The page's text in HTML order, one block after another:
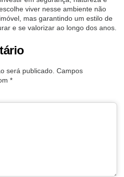
viver nesse ambiente não
mas garantindo um estilo de
e se valorizar ao longo dos anos.
será publicado. Campos
*